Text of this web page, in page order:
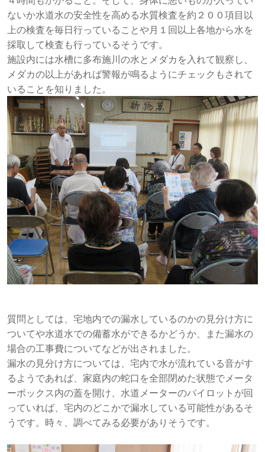
ないか水道水の安全性を高める水質検査を約２００項目以
上の検査を毎日行っていることや月１回以上各地から水を
採取して検査も行っているそうです。
施設内には水槽に多布施川の水とメダカを入れて観察し、
メダカの以上があれば警報が鳴るようにチェックもされて
いることを知りました。
質問としては、宅地内での漏水しているのかの見分け方に
ついてや水道水での備蓄水ができるかどうか、また漏水の
場合の工事費についてなどが出されました。
漏水の見分け方については、宅内で水が流れている音がす
るようであれば、家庭内の蛇口を全部閉めた状態でメータ
ーボックス内の蓋を開け、水道メーターのパイロットが回
っていれば、宅内のどこかで漏水している可能性があるそ
うです。時々、調べてみる必要がありそうです。